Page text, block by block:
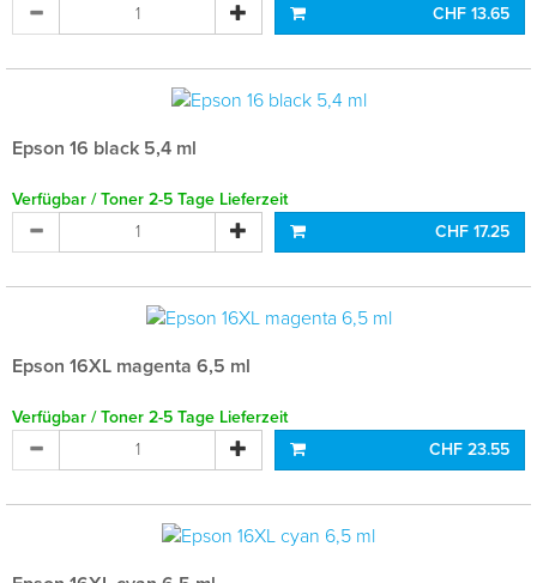
CHF 13.65
Epson 16 black 5,4 ml
Verfügbar / Toner 2-5 Tage Lieferzeit
CHF 17.25
Epson 16XL magenta 6,5 ml
Verfügbar / Toner 2-5 Tage Lieferzeit
CHF 23.55